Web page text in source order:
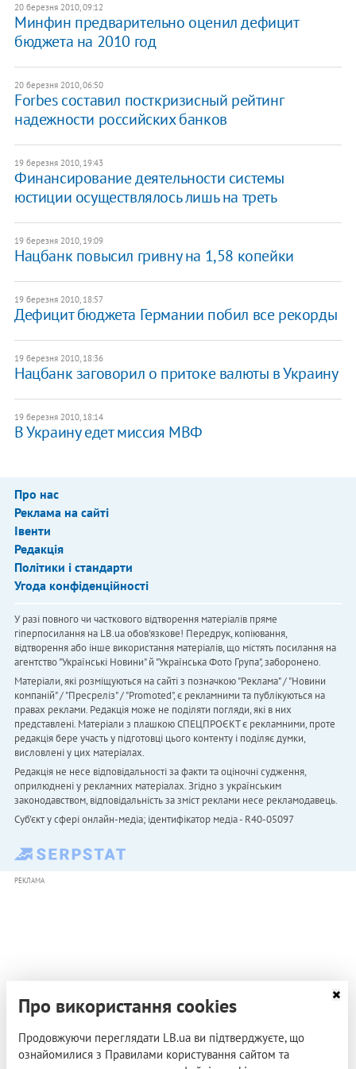
20 березня 2010, 09:12
Минфин предварительно оценил дефицит
бюджета на 2010 год
20 березня 2010, 06:50
Forbes составил посткризисный рейтинг
надежности российских банков
19 березня 2010, 19:43
Финансирование деятельности системы
юстиции осуществлялось лишь на треть
19 березня 2010, 19:09
Нацбанк повысил гривну на 1,58 копейки
19 березня 2010, 18:57
Дефицит бюджета Германии побил все рекорды
19 березня 2010, 18:36
Нацбанк заговорил о притоке валюты в Украину
19 березня 2010, 18:14
В Украину едет миссия МВФ
Про нас
Реклама на сайті
Івенти
Редакція
Політики і стандарти
Угода конфіденційності
У разі повного чи часткового відтворення матеріалів пряме
гіперпосилання на LB.ua обов'язкове! Передрук, копіювання,
відтворення або інше використання матеріалів, що містять посилання на
агентство "Українськi Новини" й "Українська Фото Група", заборонено.
Матеріали, які розміщуються на сайті з позначкою "Реклама" / "Новини
компаній" / "Пресреліз" / "Promoted", є рекламними та публікуються на
правах реклами. Редакція може не поділяти погляди, які в них
представлені. Матеріали з плашкою СПЕЦПРОЄКТ є рекламними, проте
редакція бере участь у підготовці цього контенту і поділяє думки,
висловлені у цих матеріалах.
Редакція не несе відповідальності за факти та оціночні судження,
оприлюднені у рекламних матеріалах. Згідно з українським
законодавством, відповідальність за зміст реклами несе рекламодавець.
Cуб'єкт у сфері онлайн-медіа; ідентифікатор медіа - R40-05097
РЕКЛАМА
Про використання cookies
Продовжуючи переглядати LB.ua ви підтверджуєте, що
ознайомилися з Правилами користування сайтом та